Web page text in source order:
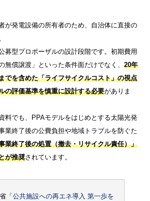
が発電設備の所有者のため、自治体に直接の
募型プロポーザルの設計段階です。初期費用
無償譲渡」といった条件面だけでなく、 20年
でを含めた「ライフサイクルコスト」の視点
の評価基準を慎重に設計する必要がありま
料でも、PPAモデルをはじめとする太陽光発
業終了後の公費負担や地域トラブルを防ぐた
業終了後の処置（撤去・リサイクル責任）」
が推奨されています。
「 公共施設への再エネ導入 第一歩を